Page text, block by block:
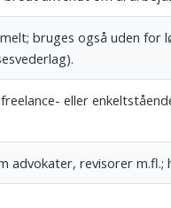
bruges også uden for
eller
advokater, revisorer